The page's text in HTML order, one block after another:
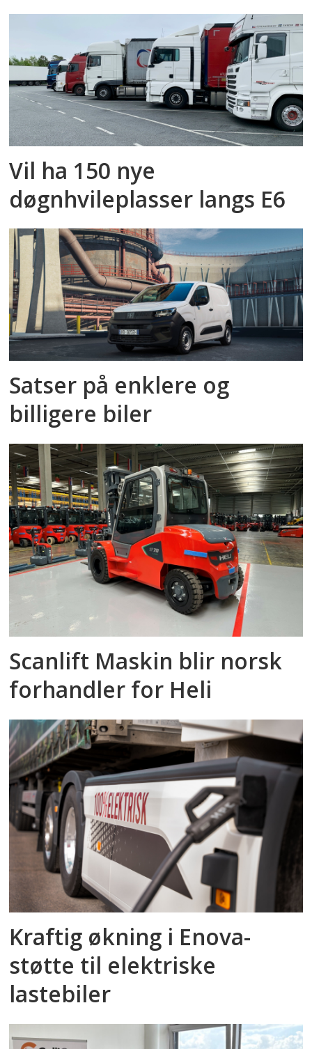
Vil ha 150 nye
døgnhvileplasser langs E6
Satser på enklere og
billigere biler
Scanlift Maskin blir norsk
forhandler for Heli
Kraftig økning i Enova-
støtte til elektriske
lastebiler